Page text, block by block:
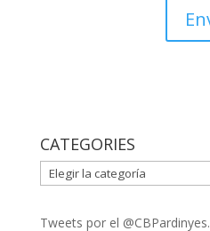
CATEGORIES
CATEGORIES
Tweets por el @CBPardinyes.